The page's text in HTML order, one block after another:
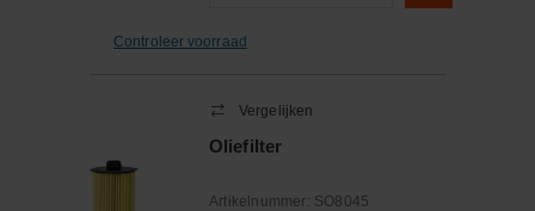
Controleer voorraad
Vergelijken
Oliefilter
Artikelnummer: SO8045